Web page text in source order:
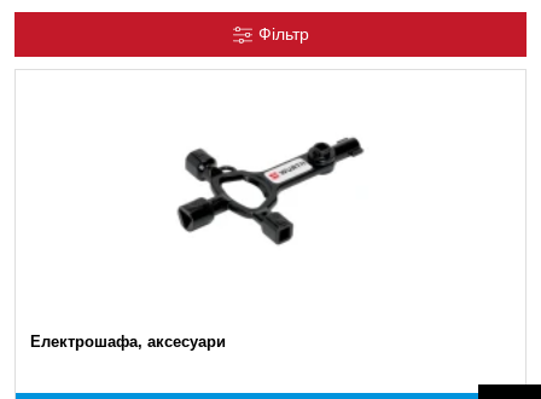
Фільтр
Електрошафа, аксесуари